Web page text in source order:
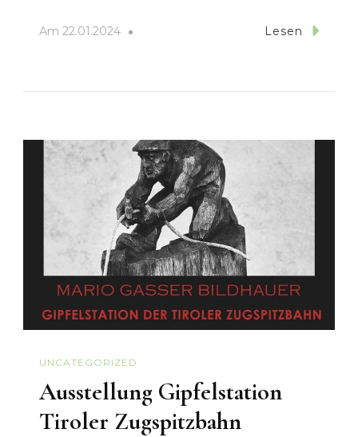
Am 22.01.2024 Lesen
UNCATEGORIZED
Ausstellung Gipfelstation
Tiroler Zugspitzbahn